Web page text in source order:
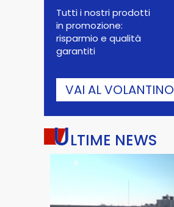
Tutti i nostri prodotti
in promozione:
risparmio e qualità
garantiti
VAI AL VOLANTINO
ULTIME NEWS